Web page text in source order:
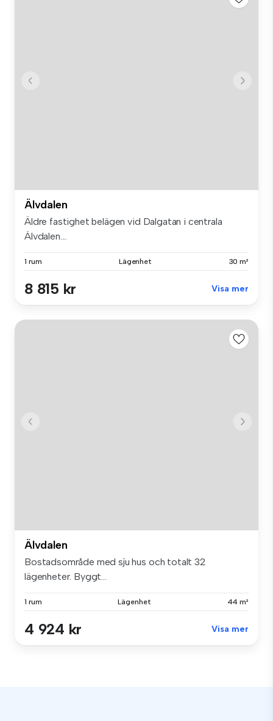
Älvdalen
Äldre fastighet belägen vid Dalgatan i centrala
Älvdalen....
1 rum Lägenhet 30 m²
8 815 kr Visa mer
Älvdalen
Bostadsområde med sju hus och totalt 32
lägenheter. Byggt...
1 rum Lägenhet 44 m²
4 924 kr Visa mer